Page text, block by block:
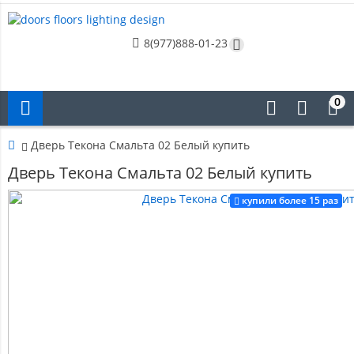
8(977)888-01-23
0
Дверь Текона Смальта 02 Белый купить
Дверь Текона Смальта 02 Белый купить
купили более 15 раз